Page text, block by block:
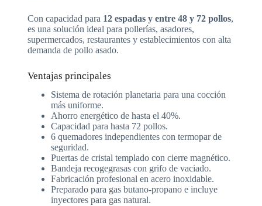
Con capacidad para 12 espadas y entre 48 y 72 pollos,
es una solución ideal para pollerías, asadores,
supermercados, restaurantes y establecimientos con alta
demanda de pollo asado.
Ventajas principales
Sistema de rotación planetaria para una cocción
más uniforme.
Ahorro energético de hasta el 40%.
Capacidad para hasta 72 pollos.
6 quemadores independientes con termopar de
seguridad.
Puertas de cristal templado con cierre magnético.
Bandeja recogegrasas con grifo de vaciado.
Fabricación profesional en acero inoxidable.
Preparado para gas butano-propano e incluye
inyectores para gas natural.